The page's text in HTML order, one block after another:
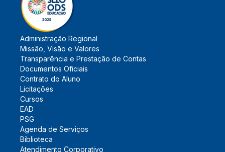
Administração Regional
Missão, Visão e Valores
Transparência e Prestação de Contas
Documentos Oficiais
Contrato do Aluno
Licitações
Cursos
EAD
PSG
Agenda de Serviços
Biblioteca
Atendimento Corporativo